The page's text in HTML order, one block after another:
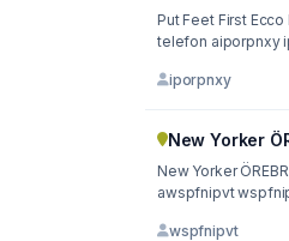
Put Feet First
telefon aiporpnxy
iporpnxy
New Yorker
New Yorker
awspfnipvt
wspfnipvt